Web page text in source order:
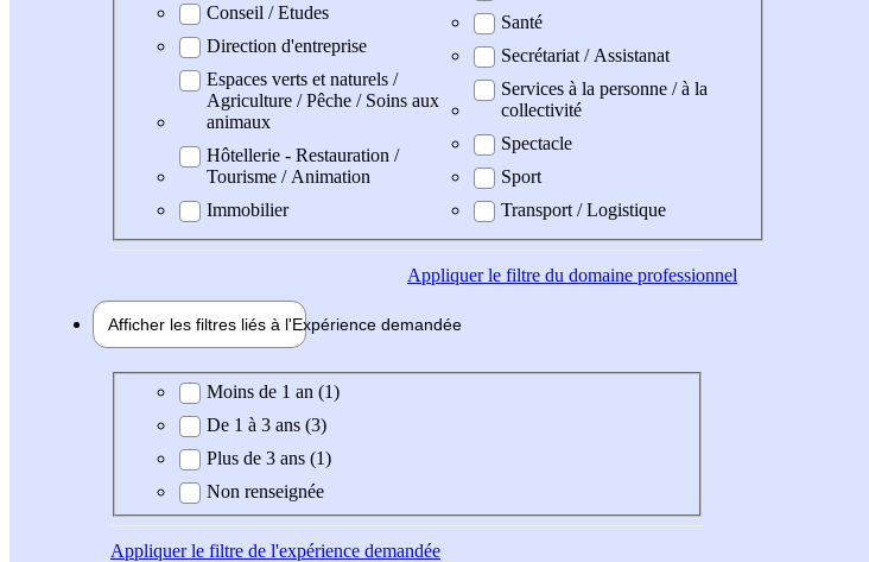
Conseil / Etudes
Direction d'entreprise
Espaces verts et naturels /
Agriculture / Pêche / Soins aux
animaux
Hôtellerie - Restauration /
Tourisme / Animation
Immobilier
Santé
Secrétariat / Assistanat
Services à la personne / à la
collectivité
Spectacle
Sport
Transport / Logistique
Appliquerle filtre du domaine professionnel
Afficher les filtres liés à l'Expérience demandée
Expérience demandée
Moins de 1 an (1)
De 1 à 3 ans (3)
Plus de 3 ans (1)
Non renseignée
Appliquerle filtre de l'expérience demandée